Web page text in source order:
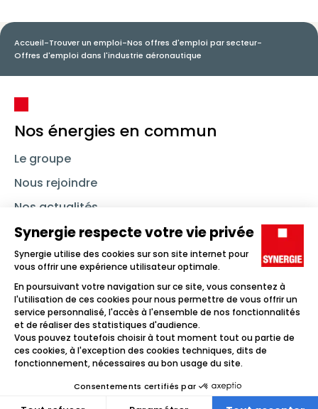
Accueil-Trouver un emploi-Nos offres d'emploi par secteur-
Offres d'emploi dans l'industrie aéronautique
Nos énergies en commun
Le groupe
Nous rejoindre
Nos actualités
Nous contacter
Linkedin SynergieInstagramTikTok Youtube
Trouver un emploi
Icône d'illustration
Candidats
Icône d'illustration
Icône d'illustration